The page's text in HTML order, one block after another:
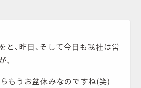
と、昨日、そして今日も我社は営
もうお盆休みなのですね(笑)